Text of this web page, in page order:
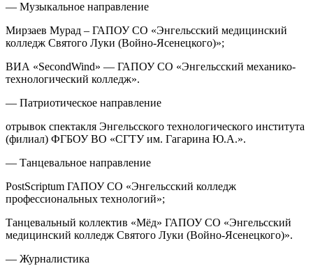
— Музыкальное направление
Мирзаев Мурад – ГАПОУ СО «Энгельсский медицинский
колледж Святого Луки (Войно-Ясенецкого)»;
ВИА «SecondWind» — ГАПОУ СО «Энгельсский механико-
технологический колледж».
— Патриотическое направление
отрывок спектакля Энгельсского технологического института
(филиал) ФГБОУ ВО «СГТУ им. Гагарина Ю.А.».
— Танцевальное направление
PostScriptum ГАПОУ СО «Энгельсский колледж
профессиональных технологий»;
Танцевальный коллектив «Мёд» ГАПОУ СО «Энгельсский
медицинский колледж Святого Луки (Войно-Ясенецкого)».
— Журналистика